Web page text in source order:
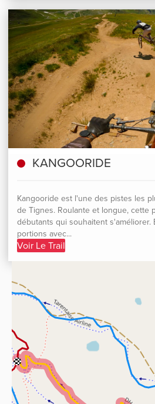
KANGOORIDE
Kangooride est l'une des pistes les
de Tignes. Roulante et longue, cette
débutants qui souhaitent s'améliorer.
portions avec...
Voir Le Trail